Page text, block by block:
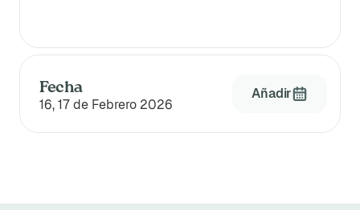
Fecha
16, 17 de Febrero 2026
Añadir